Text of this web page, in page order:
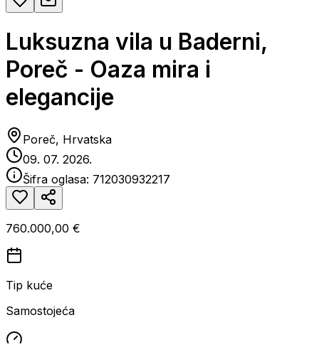
Luksuzna vila u Baderni,
Poreč - Oaza mira i
elegancije
Poreč, Hrvatska
09. 07. 2026.
Šifra oglasa: 712030932217
760.000,00 €
Tip kuće
Samostojeća